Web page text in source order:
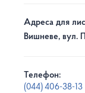
Адреса для
Вишневе, вул.
Телефон:
(044) 406-38-13